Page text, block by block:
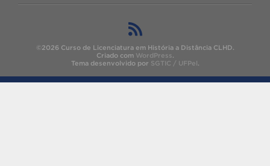
©2026 Curso de Licenciatura em História a Distância CLHD.
Criado com WordPress.
Tema desenvolvido por SGTIC / UFPel.